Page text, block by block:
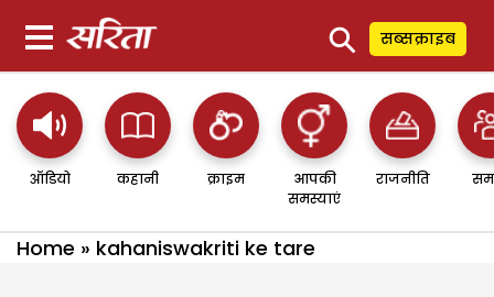
⚲ सब्सक्राइब
ऑडियो कहानी क्राइम
आपकी
समस्याएं
राजनीति
Home » kahaniswakriti ke tare